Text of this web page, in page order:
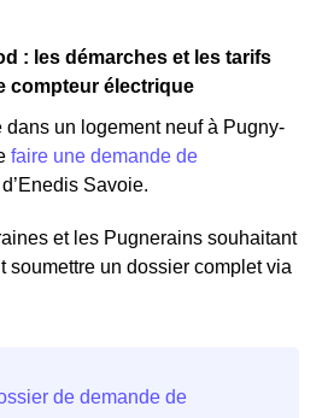
: les démarches et les tarifs
compteur électrique
dans un logement neuf à Pugny-
faire une demande de
Savoie.
et les Pugnerains souhaitant
soumettre un dossier complet via